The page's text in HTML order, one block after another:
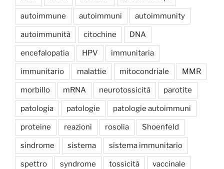
autoimmune autoimmuni autoimmunity
autoimmunità citochine DNA
encefalopatia HPV immunitaria
immunitario malattie mitocondriale MMR
morbillo mRNA neurotossicità parotite
patologia patologie patologie autoimmuni
proteine reazioni rosolia Shoenfeld
sindrome sistema sistema immunitario
spettro syndrome tossicità vaccinale